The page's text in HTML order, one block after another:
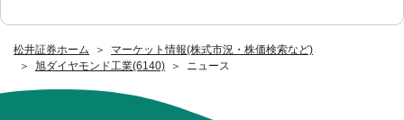
松井証券ホーム
マーケット情報(株式市況・株価検索など)
旭ダイヤモンド工業(6140)
ニュース